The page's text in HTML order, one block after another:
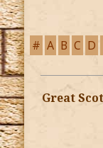
# A B C D
Great